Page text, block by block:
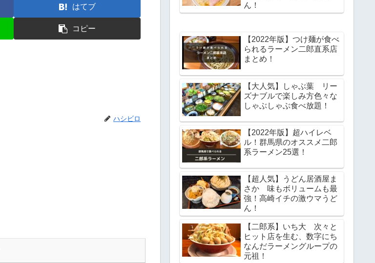
はてブ
コピー
ハシビロ
ん！
【2022年版】つけ麺が食べ
られるラーメン二郎直系店
まとめ！
【大人気】しゃぶ葉 リー
ズナブルで楽しみ方色々な
しゃぶしゃぶ食べ放題！
【2022年版】超ハイレベ
ル！群馬県のオススメ二郎
系ラーメン25選！
【超人気】うどん居酒屋ま
さか 味もボリュームも最
強！高崎イチの激ウマうど
ん！
【二郎系】いち大 次々と
ヒット店を生む、数字にち
なんだラーメングループの
元祖！